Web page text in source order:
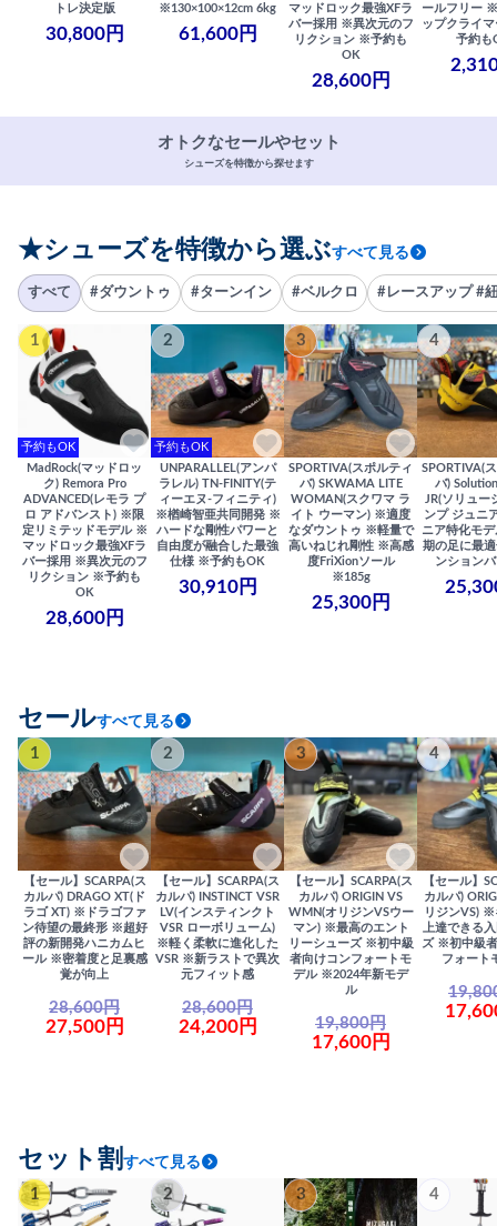
トレ決定版
30,800円
※130×100×12cm 6kg
61,600円
マッドロック最強XFラ
バー採用 ※異次元のフ
リクション ※予約も
OK
28,600円
ールフリー
ップクライ
予約も
オトクなセールやセット
シューズを特徴から探せます
★シューズを特徴から選ぶすべて見る
すべて #ダウントゥ #ターンイン #ベルクロ #レースアップ #
1
予約もOK
MadRock(マッドロッ
ク) Remora Pro
ADVANCED(レモラ プ
ロ アドバンスト) ※限
定リミテッドモデル ※
マッドロック最強XFラ
バー採用 ※異次元のフ
リクション ※予約も
OK
28,600円
2
予約もOK
UNPARALLEL(アンパ
ラレル) TN-FINITY(テ
ィーエヌ-フィニティ)
※楢崎智亜共同開発 ※
ハードな剛性パワーと
自由度が融合した最強
仕様 ※予約もOK
30,910円
3
SPORTIVA(スポルティ
バ) SKWAMA LITE
WOMAN(スクワマ ラ
イト ウーマン) ※適度
なダウントゥ ※軽量で
高いねじれ剛性 ※高感
度FriXionソール
※185g
25,300円
4
SPORTIVA(
バ)
JR(ソリュー
ンプ ジュニ
ニア特化モ
期の足に最
ンション
セールすべて見る
1
【セール】SCARPA(ス
カルパ) DRAGO XT(ド
ラゴ XT) ※ドラゴファ
ン待望の最終形 ※超好
評の新開発ハニカムヒ
ール ※密着度と足裏感
覚が向上
28,600円
27,500円
2
【セール】SCARPA(ス
カルパ) INSTINCT VSR
LV(インスティンクト
VSR ローボリューム)
※軽く柔軟に進化した
VSR ※新ラストで異次
元フィット感
28,600円
24,200円
3
【セール】SCARPA(ス
カルパ) ORIGIN VS
WMN(オリジンVSウー
マン) ※最高のエント
リーシューズ ※初中級
者向けコンフォートモ
デル ※2024年新モデ
ル
19,800円
17,600円
4
【セール】
カルパ)
リジンVS) ※
上達できる
ズ ※初中級
フォート
セット割 すべて見る
1 2 3 4